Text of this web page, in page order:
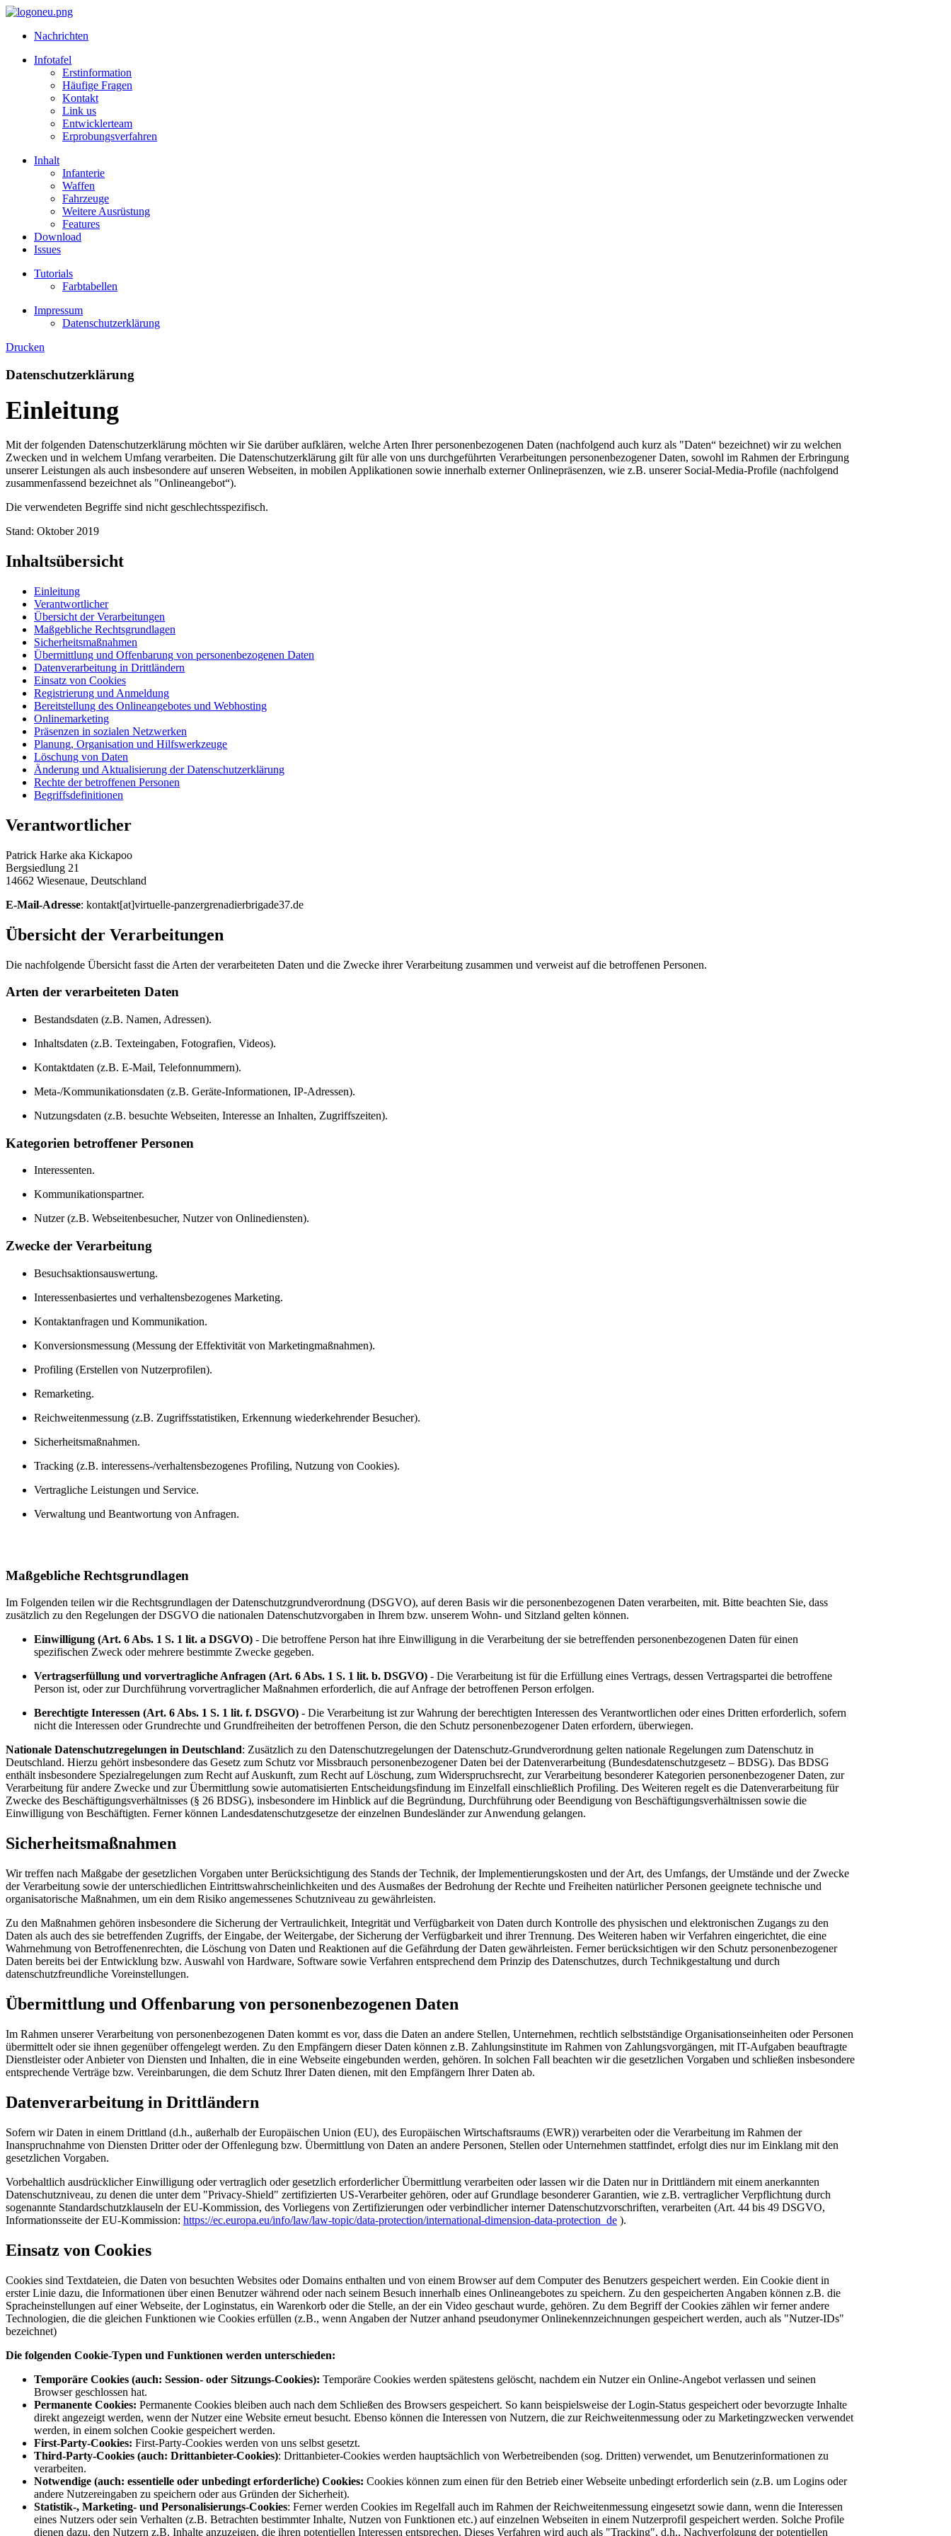
Nachrichten
Infotafel
Erstinformation
Häufige Fragen
Kontakt
Link us
Entwicklerteam
Erprobungsverfahren
Inhalt
Infanterie
Waffen
Fahrzeuge
Weitere Ausrüstung
Features
Download
Issues
Tutorials
Farbtabellen
Impressum
Datenschutzerklärung
Drucken
Datenschutzerklärung
Einleitung
Mit der folgenden Datenschutzerklärung möchten wir Sie darüber aufklären, welche Arten Ihrer personenbezogenen Daten (nachfolgend auch kurz als "Daten“ bezeichnet) wir zu welchen
Zwecken und in welchem Umfang verarbeiten. Die Datenschutzerklärung gilt für alle von uns durchgeführten Verarbeitungen personenbezogener Daten, sowohl im Rahmen der Erbringung
unserer Leistungen als auch insbesondere auf unseren Webseiten, in mobilen Applikationen sowie innerhalb externer Onlinepräsenzen, wie z.B. unserer Social-Media-Profile (nachfolgend
zusammenfassend bezeichnet als "Onlineangebot“).
Die verwendeten Begriffe sind nicht geschlechtsspezifisch.
Stand: Oktober 2019
Inhaltsübersicht
Einleitung
Verantwortlicher
Übersicht der Verarbeitungen
Maßgebliche Rechtsgrundlagen
Sicherheitsmaßnahmen
Übermittlung und Offenbarung von personenbezogenen Daten
Datenverarbeitung in Drittländern
Einsatz von Cookies
Registrierung und Anmeldung
Bereitstellung des Onlineangebotes und Webhosting
Onlinemarketing
Präsenzen in sozialen Netzwerken
Planung, Organisation und Hilfswerkzeuge
Löschung von Daten
Änderung und Aktualisierung der Datenschutzerklärung
Rechte der betroffenen Personen
Begriffsdefinitionen
Verantwortlicher
Patrick Harke aka Kickapoo
Bergsiedlung 21
14662 Wiesenaue, Deutschland
E-Mail-Adresse: kontakt[at]virtuelle-panzergrenadierbrigade37.de
Übersicht der Verarbeitungen
Die nachfolgende Übersicht fasst die Arten der verarbeiteten Daten und die Zwecke ihrer Verarbeitung zusammen und verweist auf die betroffenen Personen.
Arten der verarbeiteten Daten
Bestandsdaten (z.B. Namen, Adressen).
Inhaltsdaten (z.B. Texteingaben, Fotografien, Videos).
Kontaktdaten (z.B. E-Mail, Telefonnummern).
Meta-/Kommunikationsdaten (z.B. Geräte-Informationen, IP-Adressen).
Nutzungsdaten (z.B. besuchte Webseiten, Interesse an Inhalten, Zugriffszeiten).
Kategorien betroffener Personen
Interessenten.
Kommunikationspartner.
Nutzer (z.B. Webseitenbesucher, Nutzer von Onlinediensten).
Zwecke der Verarbeitung
Besuchsaktionsauswertung.
Interessenbasiertes und verhaltensbezogenes Marketing.
Kontaktanfragen und Kommunikation.
Konversionsmessung (Messung der Effektivität von Marketingmaßnahmen).
Profiling (Erstellen von Nutzerprofilen).
Remarketing.
Reichweitenmessung (z.B. Zugriffsstatistiken, Erkennung wiederkehrender Besucher).
Sicherheitsmaßnahmen.
Tracking (z.B. interessens-/verhaltensbezogenes Profiling, Nutzung von Cookies).
Vertragliche Leistungen und Service.
Verwaltung und Beantwortung von Anfragen.
Maßgebliche Rechtsgrundlagen
Im Folgenden teilen wir die Rechtsgrundlagen der Datenschutzgrundverordnung (DSGVO), auf deren Basis wir die personenbezogenen Daten verarbeiten, mit. Bitte beachten Sie, dass
zusätzlich zu den Regelungen der DSGVO die nationalen Datenschutzvorgaben in Ihrem bzw. unserem Wohn- und Sitzland gelten können.
Einwilligung (Art. 6 Abs. 1 S. 1 lit. a DSGVO) - Die betroffene Person hat ihre Einwilligung in die Verarbeitung der sie betreffenden personenbezogenen Daten für einen
spezifischen Zweck oder mehrere bestimmte Zwecke gegeben.
Vertragserfüllung und vorvertragliche Anfragen (Art. 6 Abs. 1 S. 1 lit. b. DSGVO) - Die Verarbeitung ist für die Erfüllung eines Vertrags, dessen Vertragspartei die betroffene
Person ist, oder zur Durchführung vorvertraglicher Maßnahmen erforderlich, die auf Anfrage der betroffenen Person erfolgen.
Berechtigte Interessen (Art. 6 Abs. 1 S. 1 lit. f. DSGVO) - Die Verarbeitung ist zur Wahrung der berechtigten Interessen des Verantwortlichen oder eines Dritten erforderlich, sofern
nicht die Interessen oder Grundrechte und Grundfreiheiten der betroffenen Person, die den Schutz personenbezogener Daten erfordern, überwiegen.
Nationale Datenschutzregelungen in Deutschland: Zusätzlich zu den Datenschutzregelungen der Datenschutz-Grundverordnung gelten nationale Regelungen zum Datenschutz in
Deutschland. Hierzu gehört insbesondere das Gesetz zum Schutz vor Missbrauch personenbezogener Daten bei der Datenverarbeitung (Bundesdatenschutzgesetz – BDSG). Das BDSG
enthält insbesondere Spezialregelungen zum Recht auf Auskunft, zum Recht auf Löschung, zum Widerspruchsrecht, zur Verarbeitung besonderer Kategorien personenbezogener Daten, zur
Verarbeitung für andere Zwecke und zur Übermittlung sowie automatisierten Entscheidungsfindung im Einzelfall einschließlich Profiling. Des Weiteren regelt es die Datenverarbeitung für
Zwecke des Beschäftigungsverhältnisses (§ 26 BDSG), insbesondere im Hinblick auf die Begründung, Durchführung oder Beendigung von Beschäftigungsverhältnissen sowie die
Einwilligung von Beschäftigten. Ferner können Landesdatenschutzgesetze der einzelnen Bundesländer zur Anwendung gelangen.
Sicherheitsmaßnahmen
Wir treffen nach Maßgabe der gesetzlichen Vorgaben unter Berücksichtigung des Stands der Technik, der Implementierungskosten und der Art, des Umfangs, der Umstände und der Zwecke
der Verarbeitung sowie der unterschiedlichen Eintrittswahrscheinlichkeiten und des Ausmaßes der Bedrohung der Rechte und Freiheiten natürlicher Personen geeignete technische und
organisatorische Maßnahmen, um ein dem Risiko angemessenes Schutzniveau zu gewährleisten.
Zu den Maßnahmen gehören insbesondere die Sicherung der Vertraulichkeit, Integrität und Verfügbarkeit von Daten durch Kontrolle des physischen und elektronischen Zugangs zu den
Daten als auch des sie betreffenden Zugriffs, der Eingabe, der Weitergabe, der Sicherung der Verfügbarkeit und ihrer Trennung. Des Weiteren haben wir Verfahren eingerichtet, die eine
Wahrnehmung von Betroffenenrechten, die Löschung von Daten und Reaktionen auf die Gefährdung der Daten gewährleisten. Ferner berücksichtigen wir den Schutz personenbezogener
Daten bereits bei der Entwicklung bzw. Auswahl von Hardware, Software sowie Verfahren entsprechend dem Prinzip des Datenschutzes, durch Technikgestaltung und durch
datenschutzfreundliche Voreinstellungen.
Übermittlung und Offenbarung von personenbezogenen Daten
Im Rahmen unserer Verarbeitung von personenbezogenen Daten kommt es vor, dass die Daten an andere Stellen, Unternehmen, rechtlich selbstständige Organisationseinheiten oder Personen
übermittelt oder sie ihnen gegenüber offengelegt werden. Zu den Empfängern dieser Daten können z.B. Zahlungsinstitute im Rahmen von Zahlungsvorgängen, mit IT-Aufgaben beauftragte
Dienstleister oder Anbieter von Diensten und Inhalten, die in eine Webseite eingebunden werden, gehören. In solchen Fall beachten wir die gesetzlichen Vorgaben und schließen insbesondere
entsprechende Verträge bzw. Vereinbarungen, die dem Schutz Ihrer Daten dienen, mit den Empfängern Ihrer Daten ab.
Datenverarbeitung in Drittländern
Sofern wir Daten in einem Drittland (d.h., außerhalb der Europäischen Union (EU), des Europäischen Wirtschaftsraums (EWR)) verarbeiten oder die Verarbeitung im Rahmen der
Inanspruchnahme von Diensten Dritter oder der Offenlegung bzw. Übermittlung von Daten an andere Personen, Stellen oder Unternehmen stattfindet, erfolgt dies nur im Einklang mit den
gesetzlichen Vorgaben.
Vorbehaltlich ausdrücklicher Einwilligung oder vertraglich oder gesetzlich erforderlicher Übermittlung verarbeiten oder lassen wir die Daten nur in Drittländern mit einem anerkannten
Datenschutzniveau, zu denen die unter dem "Privacy-Shield" zertifizierten US-Verarbeiter gehören, oder auf Grundlage besonderer Garantien, wie z.B. vertraglicher Verpflichtung durch
sogenannte Standardschutzklauseln der EU-Kommission, des Vorliegens von Zertifizierungen oder verbindlicher interner Datenschutzvorschriften, verarbeiten (Art. 44 bis 49 DSGVO,
Informationsseite der EU-Kommission: https://ec.europa.eu/info/law/law-topic/data-protection/international-dimension-data-protection_de ).
Einsatz von Cookies
Cookies sind Textdateien, die Daten von besuchten Websites oder Domains enthalten und von einem Browser auf dem Computer des Benutzers gespeichert werden. Ein Cookie dient in
erster Linie dazu, die Informationen über einen Benutzer während oder nach seinem Besuch innerhalb eines Onlineangebotes zu speichern. Zu den gespeicherten Angaben können z.B. die
Spracheinstellungen auf einer Webseite, der Loginstatus, ein Warenkorb oder die Stelle, an der ein Video geschaut wurde, gehören. Zu dem Begriff der Cookies zählen wir ferner andere
Technologien, die die gleichen Funktionen wie Cookies erfüllen (z.B., wenn Angaben der Nutzer anhand pseudonymer Onlinekennzeichnungen gespeichert werden, auch als "Nutzer-IDs"
bezeichnet)
Die folgenden Cookie-Typen und Funktionen werden unterschieden:
Temporäre Cookies (auch: Session- oder Sitzungs-Cookies): Temporäre Cookies werden spätestens gelöscht, nachdem ein Nutzer ein Online-Angebot verlassen und seinen
Browser geschlossen hat.
Permanente Cookies: Permanente Cookies bleiben auch nach dem Schließen des Browsers gespeichert. So kann beispielsweise der Login-Status gespeichert oder bevorzugte Inhalte
direkt angezeigt werden, wenn der Nutzer eine Website erneut besucht. Ebenso können die Interessen von Nutzern, die zur Reichweitenmessung oder zu Marketingzwecken verwendet
werden, in einem solchen Cookie gespeichert werden.
First-Party-Cookies: First-Party-Cookies werden von uns selbst gesetzt.
Third-Party-Cookies (auch: Drittanbieter-Cookies): Drittanbieter-Cookies werden hauptsächlich von Werbetreibenden (sog. Dritten) verwendet, um Benutzerinformationen zu
verarbeiten.
Notwendige (auch: essentielle oder unbedingt erforderliche) Cookies: Cookies können zum einen für den Betrieb einer Webseite unbedingt erforderlich sein (z.B. um Logins oder
andere Nutzereingaben zu speichern oder aus Gründen der Sicherheit).
Statistik-, Marketing- und Personalisierungs-Cookies: Ferner werden Cookies im Regelfall auch im Rahmen der Reichweitenmessung eingesetzt sowie dann, wenn die Interessen
eines Nutzers oder sein Verhalten (z.B. Betrachten bestimmter Inhalte, Nutzen von Funktionen etc.) auf einzelnen Webseiten in einem Nutzerprofil gespeichert werden. Solche Profile
dienen dazu, den Nutzern z.B. Inhalte anzuzeigen, die ihren potentiellen Interessen entsprechen. Dieses Verfahren wird auch als "Tracking", d.h., Nachverfolgung der potentiellen